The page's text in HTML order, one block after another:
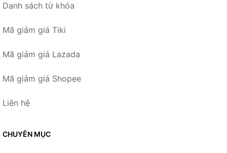
Danh sách từ khóa
Mã giảm giá Tiki
Mã giảm giá Lazada
Mã giảm giá Shopee
Liên hệ
CHUYÊN MỤC